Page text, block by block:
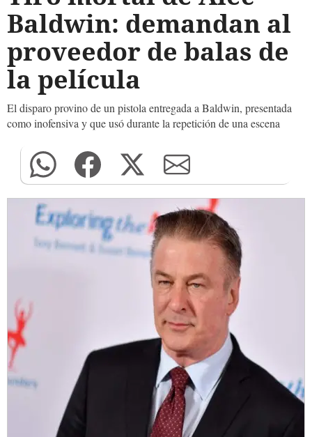
Baldwin: demandan al
proveedor de balas de
la película
El disparo provino de un pistola entregada a Baldwin, presentada
como inofensiva y que usó durante la repetición de una escena